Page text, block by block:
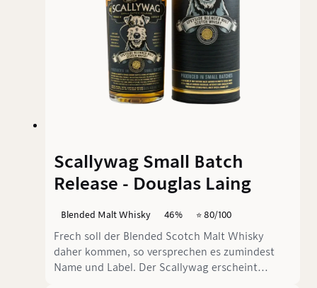
Scallywag Small Batch
Release - Douglas Laing
Blended Malt Whisky 46% ⭐️ 80/100
Frech soll der Blended Scotch Malt Whisky
daher kommen, so versprechen es zumindest
Name und Label. Der Scallywag erscheint